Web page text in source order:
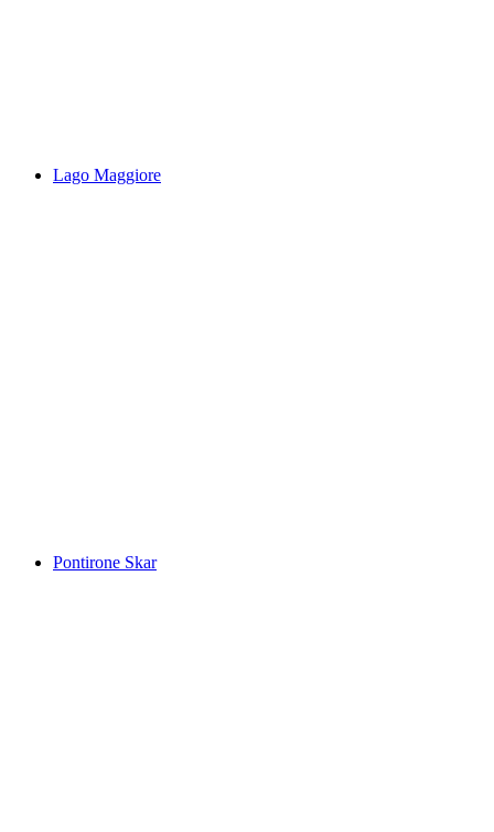
Lago Maggiore
Pontirone Skar